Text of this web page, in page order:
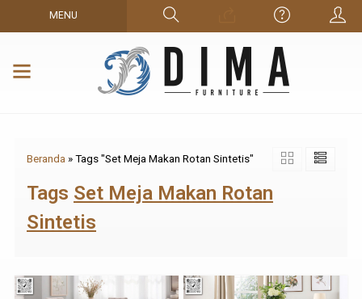
MENU
Beranda »Tags "Set Meja Makan Rotan Sintetis"
Tags Set Meja Makan Rotan
Sintetis